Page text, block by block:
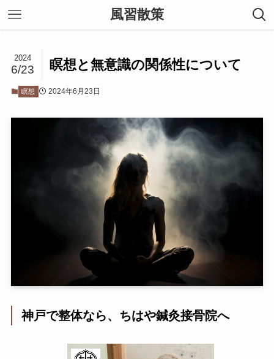
風習散策
瞑想と無意識の関係性について
2024
6/23
瞑想 2024年6月23日
神戸で整体なら、ちはや鍼灸接骨院へ